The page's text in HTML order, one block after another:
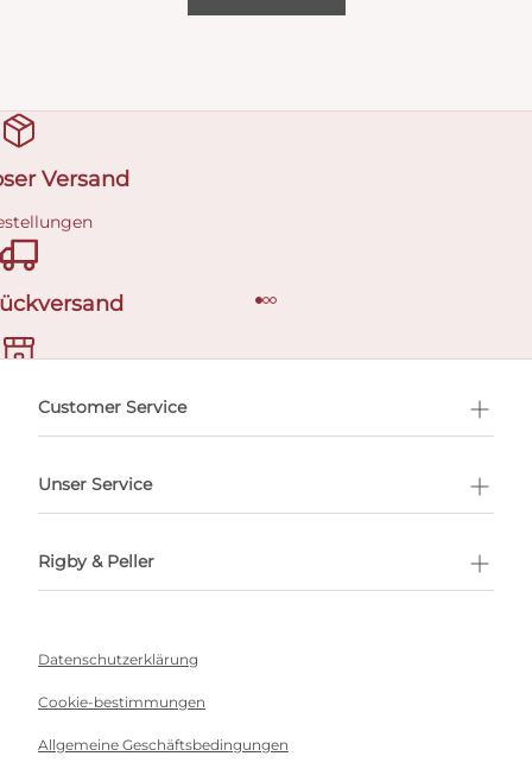
Versand
buchen
Customer Service
Unser Service
Rigby & Peller
Datenschutzerklärung
Cookie-bestimmungen
Allgemeine Geschäftsbedingungen